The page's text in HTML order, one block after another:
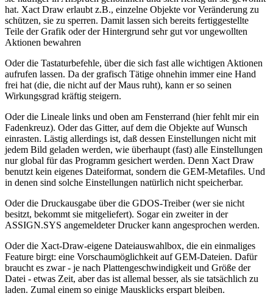
hat. Xact Draw erlaubt z.B., einzelne Objekte vor Veränderung zu
schützen, sie zu sperren. Damit lassen sich bereits fertiggestellte
Teile der Grafik oder der Hintergrund sehr gut vor ungewollten
Aktionen bewahren
Oder die Tastaturbefehle, über die sich fast alle wichtigen Aktionen
aufrufen lassen. Da der grafisch Tätige ohnehin immer eine Hand
frei hat (die, die nicht auf der Maus ruht), kann er so seinen
Wirkungsgrad kräftig steigern.
Oder die Lineale links und oben am Fensterrand (hier fehlt mir ein
Fadenkreuz). Oder das Gitter, auf dem die Objekte auf Wunsch
einrasten. Lästig allerdings ist, daß dessen Einstellungen nicht mit
jedem Bild geladen werden, wie überhaupt (fast) alle Einstellungen
nur global für das Programm gesichert werden. Denn Xact Draw
benutzt kein eigenes Dateiformat, sondern die GEM-Metafiles. Und
in denen sind solche Einstellungen natürlich nicht speicherbar.
Oder die Druckausgabe über die GDOS-Treiber (wer sie nicht
besitzt, bekommt sie mitgeliefert). Sogar ein zweiter in der
ASSIGN.SYS angemeldeter Drucker kann angesprochen werden.
Oder die Xact-Draw-eigene Dateiauswahlbox, die ein einmaliges
Feature birgt: eine Vorschaumöglichkeit auf GEM-Dateien. Dafür
braucht es zwar - je nach Plattengeschwindigkeit und Größe der
Datei - etwas Zeit, aber das ist allemal besser, als sie tatsächlich zu
laden. Zumal einem so einige Mausklicks erspart bleiben.